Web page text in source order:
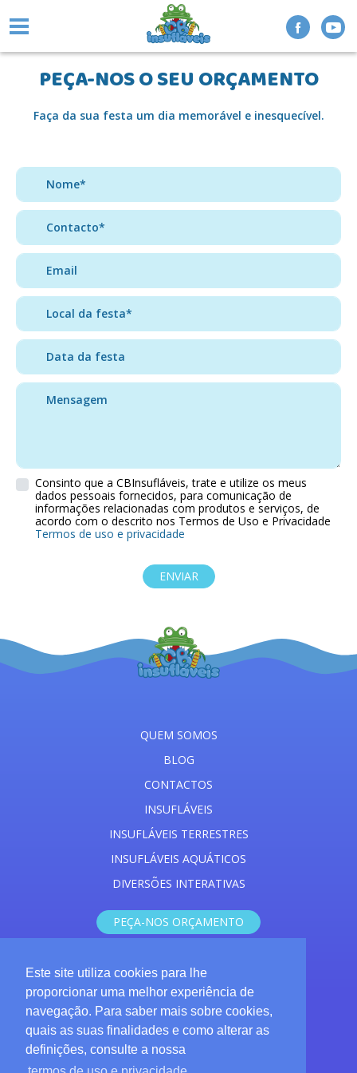
Este site utiliza cookies para lhe
proporcionar uma melhor experiência de
navegação. Para saber mais sobre cookies,
quais as suas finalidades e como alterar as
definições, consulte a nossa
PEÇA-NOS O SEU ORÇAMENTO
Faça da sua festa um dia memorável e inesquecível.
Consinto que a CBInsufláveis, trate e utilize os meus
dados pessoais fornecidos, para comunicação de
informações relacionadas com produtos e serviços, de
acordo com o descrito nos Termos de Uso e Privacidade
Termos de uso e privacidade
ENVIAR
QUEM SOMOS
BLOG
CONTACTOS
INSUFLÁVEIS
INSUFLÁVEIS TERRESTRES
INSUFLÁVEIS AQUÁTICOS
DIVERSÕES INTERATIVAS
PEÇA-NOS ORÇAMENTO
+351 962 647 371
cb_insuflaveis@outlook.pt
CB insufláveis